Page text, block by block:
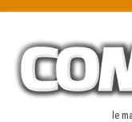
content
le